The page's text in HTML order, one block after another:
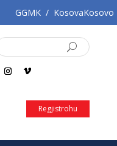
GGMK / KosovaKosovo
Regjistrohu